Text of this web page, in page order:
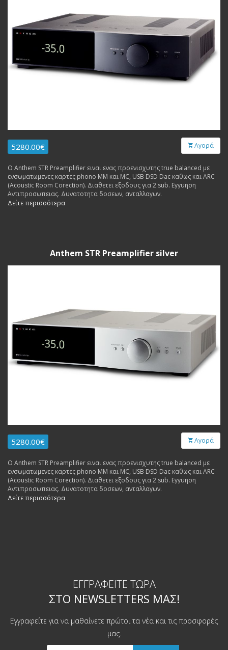
5280.00€ Αγορά
Ο Anthem STR Preamplifier ειναι ενας προενισχυτης true balanced με
ενσωματωμενες καρτες phono MM και MC, USB DSD Dac καθως και ARC
(Acoustic Room Corection). Διαθετει εξοδους για 2 sub. Εγγυηση
Αντιπροσωπειας. Δυνατοτητα δοσεων, ανταλλαγων.
Δείτε περισσότερα
Anthem STR Preamplifier silver
5280.00€ Αγορά
Ο Anthem STR Preamplifier ειναι ενας προενισχυτης true balanced με
ενσωματωμενες καρτες phono MM και MC, USB DSD Dac καθως και ARC
(Acoustic Room Corection). Διαθετει εξοδους για 2 sub. Εγγυηση
Αντιπροσωπειας. Δυνατοτητα δοσεων, ανταλλαγων.
Δείτε περισσότερα
ΕΓΓΡΑΦΕΊΤΕ ΤΏΡΑ
ΣΤΟ NEWSLETTERS ΜΑΣ!
Εγγραφείτε για να μαθαίνετε πρώτοι τα νέα και τις προσφορές
μας.